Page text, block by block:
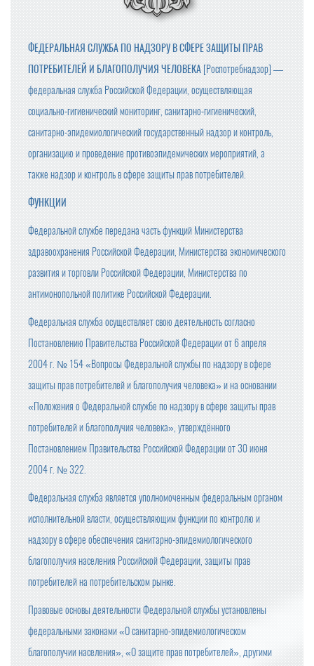
ФЕДЕРАЛЬНАЯ СЛУЖБА ПО НАДЗОРУ В СФЕРЕ ЗАЩИТЫ ПРАВ
ПОТРЕБИТЕЛЕЙ И БЛАГОПОЛУЧИЯ ЧЕЛОВЕКА [Роспотребнадзор] —
федеральная служба Российской Федерации, осуществляющая
социально-гигиенический мониторинг, санитарно-гигиенический,
санитарно-эпидемиологический государственный надзор и контроль,
организацию и проведение противоэпидемических мероприятий, а
также надзор и контроль в сфере защиты прав потребителей.
ФУНКЦИИ
Федеральной службе передана часть функций Министерства
здравоохранения Российской Федерации, Министерства экономического
развития и торговли Российской Федерации, Министерства по
антимонопольной политике Российской Федерации.
Федеральная служба осуществляет свою деятельность согласно
Постановлению Правительства Российской Федерации от 6 апреля
2004 г. № 154 «Вопросы Федеральной службы по надзору в сфере
защиты прав потребителей и благополучия человека» и на основании
«Положения о Федеральной службе по надзору в сфере защиты прав
потребителей и благополучия человека», утверждённого
Постановлением Правительства Российской Федерации от 30 июня
2004 г. № 322.
Федеральная служба является уполномоченным федеральным органом
исполнительной власти, осуществляющим функции по контролю и
надзору в сфере обеспечения санитарно-эпидемиологического
благополучия населения Российской Федерации, защиты прав
потребителей на потребительском рынке.
Правовые основы деятельности Федеральной службы установлены
федеральными законами «О санитарно-эпидемиологическом
благополучии населения», «О защите прав потребителей», другими